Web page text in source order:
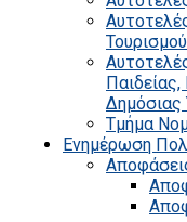
Δημόσιας
Τμήμα
Ενημέρωση